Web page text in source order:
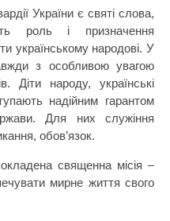
України є святі слова,
роль і призначення
українському народові. У
з особливою увагою
Діти народу, українські
надійним гарантом
Для них служіння
обов’язок.
священна місія –
мирне життя свoгo